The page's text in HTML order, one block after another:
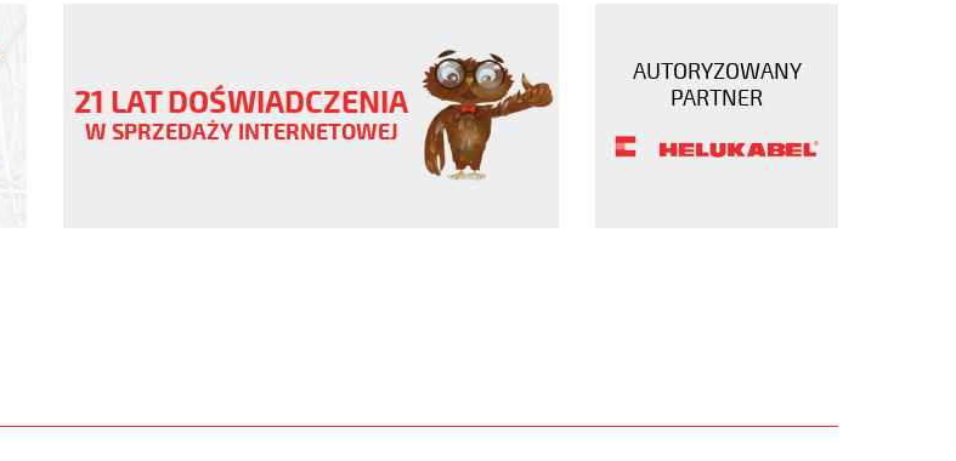
21 LAT DOŚWIADCZENIA
W SPRZEDAŻY INTERNETOWEJ
AUTORYZOWANY
PARTNER